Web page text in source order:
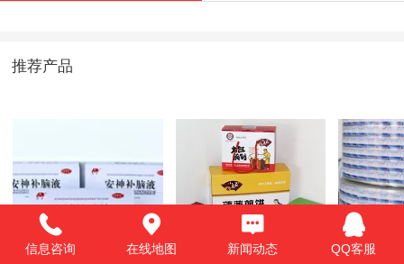
推荐产品
纸盒 标签
信息咨询 在线地图 新闻动态 QQ客服